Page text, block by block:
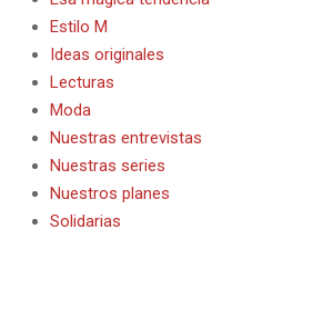
Estilo M
Ideas originales
Lecturas
Moda
Nuestras entrevistas
Nuestras series
Nuestros planes
Solidarias